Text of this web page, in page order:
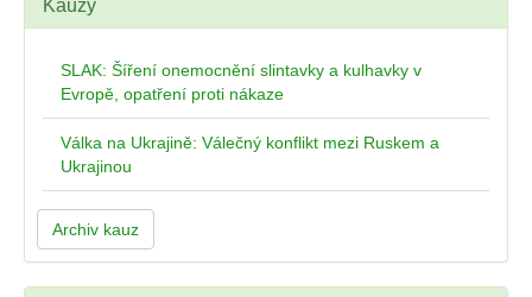
Kauzy
SLAK: Šíření onemocnění slintavky a kulhavky v
Evropě, opatření proti nákaze
Válka na Ukrajině: Válečný konflikt mezi Ruskem a
Ukrajinou
Archiv kauz